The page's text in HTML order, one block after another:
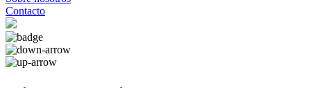
Contacto